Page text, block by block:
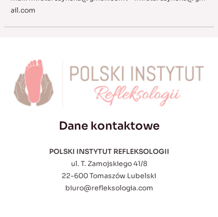
ail.com
Dane kontaktowe
POLSKI INSTYTUT REFLEKSOLOGII
ul. T. Zamojskiego 41/8
22-600 Tomaszów Lubelski
biuro@refleksologia.com